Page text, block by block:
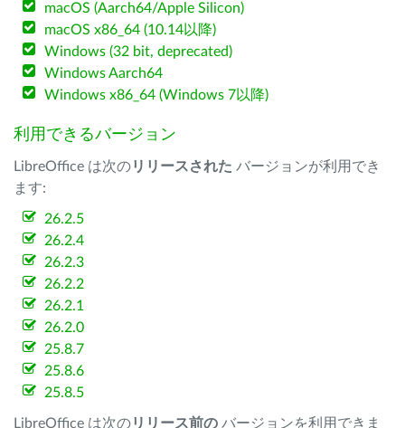
macOS (Aarch64/Apple Silicon)
macOS x86_64 (10.14以降)
Windows (32 bit, deprecated)
Windows Aarch64
Windows x86_64 (Windows 7以降)
利用できるバージョン
LibreOffice は次のリリースされた バージョンが利用でき
ます:
26.2.5
26.2.4
26.2.3
26.2.2
26.2.1
26.2.0
25.8.7
25.8.6
25.8.5
LibreOffice は次のリリース前の バージョンを利用できま